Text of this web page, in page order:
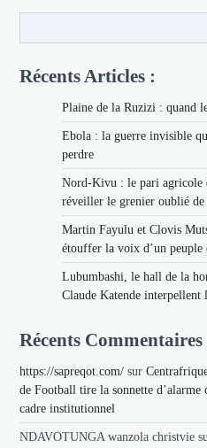
Récents Articles :
Plaine de la Ruzizi : quand
Ebola : la guerre invisible
perdre
Nord-Kivu : le pari agricole
réveiller le grenier oublié de
Martin Fayulu et Clovis
étouffer la voix d’un peuple
Lubumbashi, le hall de la
Claude Katende interpellent
Récents Commentaires
https://sapreqot.com/ sur
de Football tire la sonnette
cadre institutionnel
NDAVOTUNGA wanzola christvie